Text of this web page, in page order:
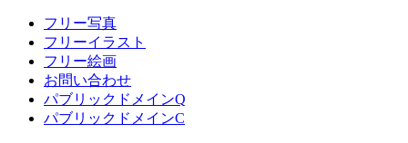
フリー写真
フリーイラスト
フリー絵画
お問い合わせ
パブリックドメインQ
パブリックドメインC